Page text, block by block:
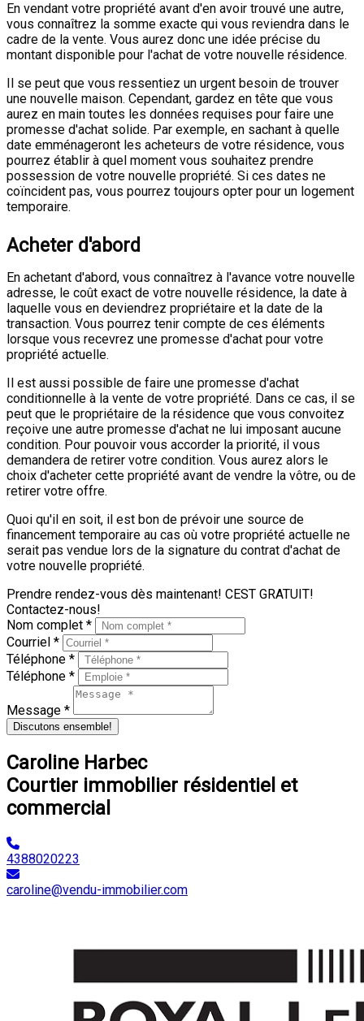
En vendant votre propriété avant d'en avoir trouvé une autre,
vous connaîtrez la somme exacte qui vous reviendra dans le
cadre de la vente. Vous aurez donc une idée précise du
montant disponible pour l'achat de votre nouvelle résidence.
Il se peut que vous ressentiez un urgent besoin de trouver
une nouvelle maison. Cependant, gardez en tête que vous
aurez en main toutes les données requises pour faire une
promesse d'achat solide. Par exemple, en sachant à quelle
date emménageront les acheteurs de votre résidence, vous
pourrez établir à quel moment vous souhaitez prendre
possession de votre nouvelle propriété. Si ces dates ne
coïncident pas, vous pourrez toujours opter pour un logement
temporaire.
Acheter d'abord
En achetant d'abord, vous connaîtrez à l'avance votre nouvelle
adresse, le coût exact de votre nouvelle résidence, la date à
laquelle vous en deviendrez propriétaire et la date de la
transaction. Vous pourrez tenir compte de ces éléments
lorsque vous recevrez une promesse d'achat pour votre
propriété actuelle.
Il est aussi possible de faire une promesse d'achat
conditionnelle à la vente de votre propriété. Dans ce cas, il se
peut que le propriétaire de la résidence que vous convoitez
reçoive une autre promesse d'achat ne lui imposant aucune
condition. Pour pouvoir vous accorder la priorité, il vous
demandera de retirer votre condition. Vous aurez alors le
choix d'acheter cette propriété avant de vendre la vôtre, ou de
retirer votre offre.
Quoi qu'il en soit, il est bon de prévoir une source de
financement temporaire au cas où votre propriété actuelle ne
serait pas vendue lors de la signature du contrat d'achat de
votre nouvelle propriété.
Prendre rendez-vous dès maintenant! CEST GRATUIT!
Contactez-nous!
Nom complet *
Courriel *
Téléphone *
Téléphone *
Message *
Discutons ensemble!
Caroline Harbec
Courtier immobilier résidentiel et
commercial
4388020223
caroline@vendu-immobilier.com